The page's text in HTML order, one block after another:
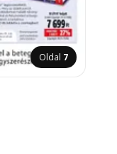
Oldal 7